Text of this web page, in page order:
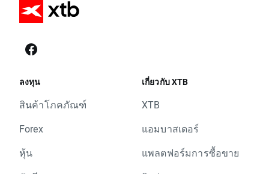
ลงทุน
สินค้าโภคภัณฑ์
Forex
หุ้น
เกี่ยวกับ XTB
XTB
แอมบาสเดอร์
แพลตฟอร์มการซื้อขาย